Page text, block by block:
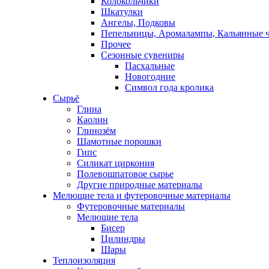
Шкатулки
Ангелы, Подковы
Пепельницы, Аромалампы, Кальянные
Прочее
Сезонные сувениры
Пасхальные
Новогодние
Символ года кролика
Сырьё
Глина
Каолин
Глинозём
Шамотные порошки
Гипс
Силикат циркония
Полевошпатовое сырье
Другие природные материалы
Мелющие тела и футеровочные материалы
Футеровочные материалы
Мелющие тела
Бисер
Цилиндры
Шары
Теплоизоляция